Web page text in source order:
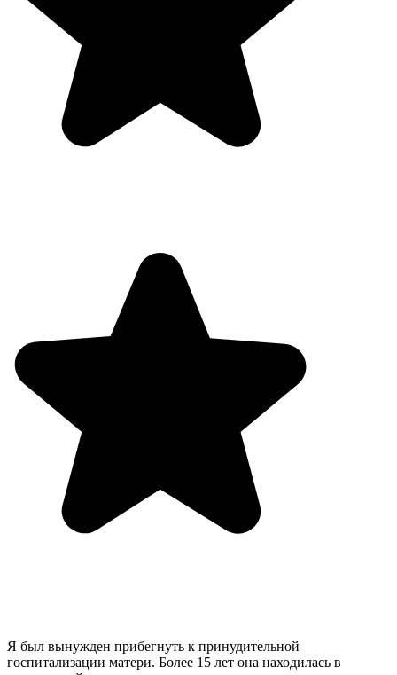
Я был вынужден прибегнуть к принудительной
госпитализации матери. Более 15 лет она находилась в